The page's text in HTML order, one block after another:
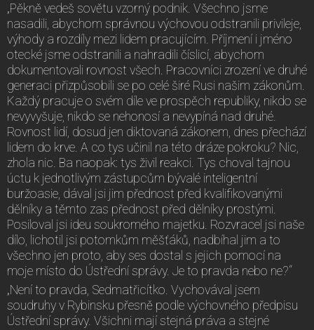
„Pěkně vedeš sovětu vzorný podnik. Všechno jsme
nasadili, abychom správnou výchovou odstranili privileje,
výhody a rozdíly mezi lidem pracujícím. Příjmení i jméno
otecké jsme odstranili a nahradili číslicí, abychom
dokumentovali rovnost všech. Pracovníci zrození ve druhé
generaci přizpůsobili se po celé širé Rusi našim zákonům.
Každý pracuje o svém díle ve prospěch republiky, nikdo se
nevyvyšuje, nikdo se nehonosí a nevypíná nad druhé.
Rovnost lidí, dosud jen diktovaná zákonem, dnes přechází
lidem do krve. A co tys učinil na této dráze pokroku? Nic,
zhola nic. Ba naopak: tys živil reakci. Tys choval tajnou
úctu k jednotlivým zástupcům bývalé inteligentní
buržoasie, dával jsi jim přednost před kvalifikovanými
dělníky a těmto zas přednost před dělníky prostými.
Posiloval jsi ideu soukromého majetku. Rozvracel jsi naše
dílo, lichotil jsi potomkům měšťáků, nadbíhal jim a to
všechno jen proto, aby ses dostal s jejich pomocí na
moje místo do Ústřední správy. Je to pravda nebo ne?“
„Není to pravda, Sedmatřicítko. Vychovával jsem
soudruhy v Rybinsku přesně podle výchovného předpisu
Ústřední správy. Všichni mají stejná práva a stejné